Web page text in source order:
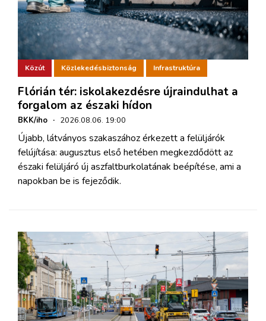
Közút Közlekedésbiztonság Infrastruktúra
Flórián tér: iskolakezdésre újraindulhat a
forgalom az északi hídon
BKK/iho · 2026.08.06. 19:00
Újabb, látványos szakaszához érkezett a felüljárók
felújítása: augusztus első hetében megkezdődött az
északi felüljáró új aszfaltburkolatának beépítése, ami a
napokban be is fejeződik.